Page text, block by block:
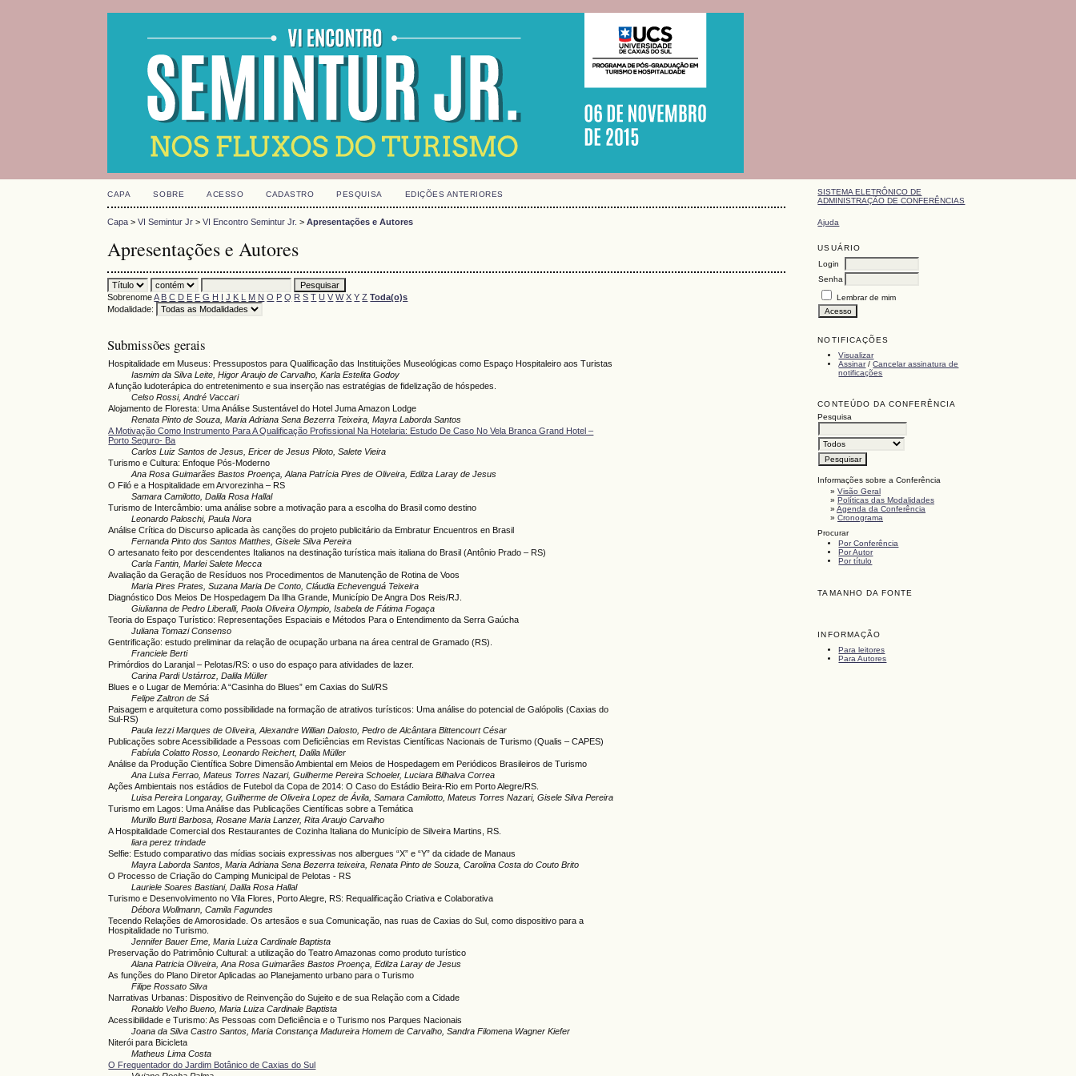
SISTEMA ELETRÔNICO DE
ADMINISTRAÇÃO DE CONFERÊNCIAS
Ajuda
USUÁRIO
Login
Senha
Lembrar de mim
NOTIFICAÇÕES
Visualizar
Assinar/Cancelar assinatura de
notificações
CONTEÚDO DA CONFERÊNCIA
Pesquisa
Informações sobre a Conferência
»Visão Geral
»Políticas das Modalidades
»Agenda da Conferência
»Cronograma
Procurar
Por Conferência
Por Autor
Por título
TAMANHO DA FONTE
INFORMAÇÃO
Para leitores
Para Autores
CAPA SOBRE ACESSO CADASTRO PESQUISA EDIÇÕES ANTERIORES
Capa >VI Semintur Jr >VI Encontro Semintur Jr. >Apresentações e Autores
Apresentações e Autores
SobrenomeA B C D E F G H I J K L M N O P Q R S T U V W X Y Z Toda(o)s
Modalidade:
Submissões gerais
Hospitalidade em Museus: Pressupostos para Qualificação das Instituições Museológicas como Espaço Hospitaleiro aos Turistas
Iasmim da Silva Leite, Higor Araujo de Carvalho, Karla Estelita Godoy
A função ludoterápica do entretenimento e sua inserção nas estratégias de fidelização de hóspedes.
Celso Rossi, André Vaccari
Alojamento de Floresta: Uma Análise Sustentável do Hotel Juma Amazon Lodge
Renata Pinto de Souza, Maria Adriana Sena Bezerra Teixeira, Mayra Laborda Santos
A Motivação Como Instrumento Para A Qualificação Profissional Na Hotelaria: Estudo De Caso No Vela Branca Grand Hotel –
Porto Seguro- Ba
Carlos Luiz Santos de Jesus, Ericer de Jesus Piloto, Salete Vieira
Turismo e Cultura: Enfoque Pós-Moderno
Ana Rosa Guimarães Bastos Proença, Alana Patrícia Pires de Oliveira, Edilza Laray de Jesus
O Filó e a Hospitalidade em Arvorezinha – RS
Samara Camilotto, Dalila Rosa Hallal
Turismo de Intercâmbio: uma análise sobre a motivação para a escolha do Brasil como destino
Leonardo Paloschi, Paula Nora
Análise Crítica do Discurso aplicada às canções do projeto publicitário da Embratur Encuentros en Brasil
Fernanda Pinto dos Santos Matthes, Gisele Silva Pereira
O artesanato feito por descendentes Italianos na destinação turística mais italiana do Brasil (Antônio Prado – RS)
Carla Fantin, Marlei Salete Mecca
Avaliação da Geração de Resíduos nos Procedimentos de Manutenção de Rotina de Voos
Maria Pires Prates, Suzana Maria De Conto, Cláudia Echevenguá Teixeira
Diagnóstico Dos Meios De Hospedagem Da Ilha Grande, Município De Angra Dos Reis/RJ.
Giulianna de Pedro Liberalli, Paola Oliveira Olympio, Isabela de Fátima Fogaça
Teoria do Espaço Turístico: Representações Espaciais e Métodos Para o Entendimento da Serra Gaúcha
Juliana Tomazi Consenso
Gentrificação: estudo preliminar da relação de ocupação urbana na área central de Gramado (RS).
Franciele Berti
Primórdios do Laranjal – Pelotas/RS: o uso do espaço para atividades de lazer.
Carina Pardi Ustárroz, Dalila Müller
Blues e o Lugar de Memória: A “Casinha do Blues” em Caxias do Sul/RS
Felipe Zaltron de Sá
Paisagem e arquitetura como possibilidade na formação de atrativos turísticos: Uma análise do potencial de Galópolis (Caxias do
Sul-RS)
Paula Iezzi Marques de Oliveira, Alexandre Willian Dalosto, Pedro de Alcântara Bittencourt César
Publicações sobre Acessibilidade a Pessoas com Deficiências em Revistas Científicas Nacionais de Turismo (Qualis – CAPES)
Fabíula Colatto Rosso, Leonardo Reichert, Dalila Müller
Análise da Produção Científica Sobre Dimensão Ambiental em Meios de Hospedagem em Periódicos Brasileiros de Turismo
Ana Luisa Ferrao, Mateus Torres Nazari, Guilherme Pereira Schoeler, Luciara Bilhalva Correa
Ações Ambientais nos estádios de Futebol da Copa de 2014: O Caso do Estádio Beira-Rio em Porto Alegre/RS.
Luisa Pereira Longaray, Guilherme de Oliveira Lopez de Ávila, Samara Camilotto, Mateus Torres Nazari, Gisele Silva Pereira
Turismo em Lagos: Uma Análise das Publicações Científicas sobre a Temática
Murillo Burti Barbosa, Rosane Maria Lanzer, Rita Araujo Carvalho
A Hospitalidade Comercial dos Restaurantes de Cozinha Italiana do Município de Silveira Martins, RS.
liara perez trindade
Selfie: Estudo comparativo das mídias sociais expressivas nos albergues “X” e “Y” da cidade de Manaus
Mayra Laborda Santos, Maria Adriana Sena Bezerra teixeira, Renata Pinto de Souza, Carolina Costa do Couto Brito
O Processo de Criação do Camping Municipal de Pelotas - RS
Lauriele Soares Bastiani, Dalila Rosa Hallal
Turismo e Desenvolvimento no Vila Flores, Porto Alegre, RS: Requalificação Criativa e Colaborativa
Débora Wollmann, Camila Fagundes
Tecendo Relações de Amorosidade. Os artesãos e sua Comunicação, nas ruas de Caxias do Sul, como dispositivo para a
Hospitalidade no Turismo.
Jennifer Bauer Eme, Maria Luiza Cardinale Baptista
Preservação do Patrimônio Cultural: a utilização do Teatro Amazonas como produto turístico
Alana Patricia Oliveira, Ana Rosa Guimarães Bastos Proença, Edilza Laray de Jesus
As funções do Plano Diretor Aplicadas ao Planejamento urbano para o Turismo
Filipe Rossato Silva
Narrativas Urbanas: Dispositivo de Reinvenção do Sujeito e de sua Relação com a Cidade
Ronaldo Velho Bueno, Maria Luiza Cardinale Baptista
Acessibilidade e Turismo: As Pessoas com Deficiência e o Turismo nos Parques Nacionais
Joana da Silva Castro Santos, Maria Constança Madureira Homem de Carvalho, Sandra Filomena Wagner Kiefer
Niterói para Bicicleta
Matheus Lima Costa
O Frequentador do Jardim Botânico de Caxias do Sul